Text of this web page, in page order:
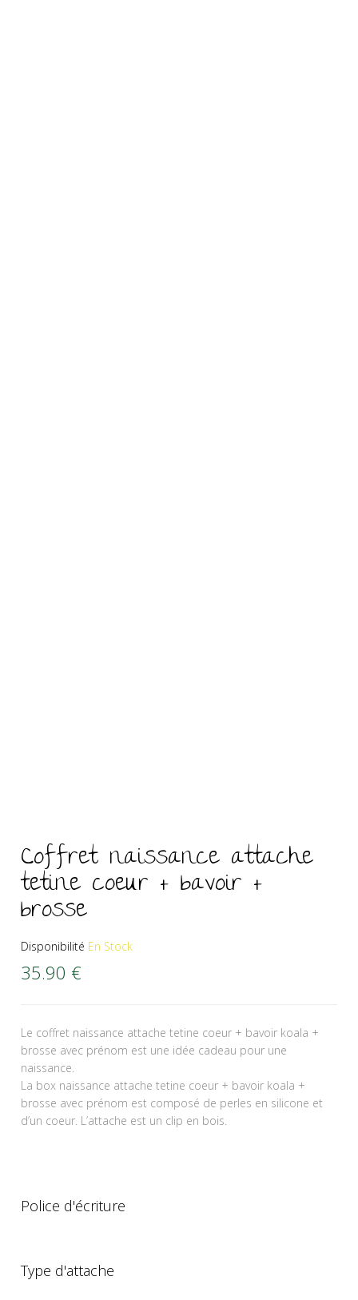
Coffret naissance attache
tetine coeur + bavoir +
brosse
Disponibilité En Stock
35.90 €
Le coffret naissance attache tetine coeur + bavoir koala +
brosse avec prénom est une idée cadeau pour une
naissance.
La box naissance attache tetine coeur + bavoir koala +
brosse avec prénom est composé de perles en silicone et
d’un coeur. L’attache est un clip en bois.
Police d'écriture
Type d'attache